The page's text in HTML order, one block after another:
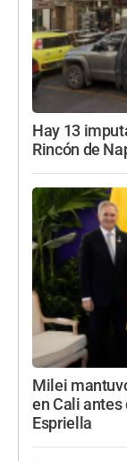
Hay 13
Rincón de
Milei
en Cali antes
Espriella